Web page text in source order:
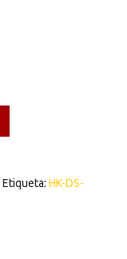
Etiqueta:HK-DS-